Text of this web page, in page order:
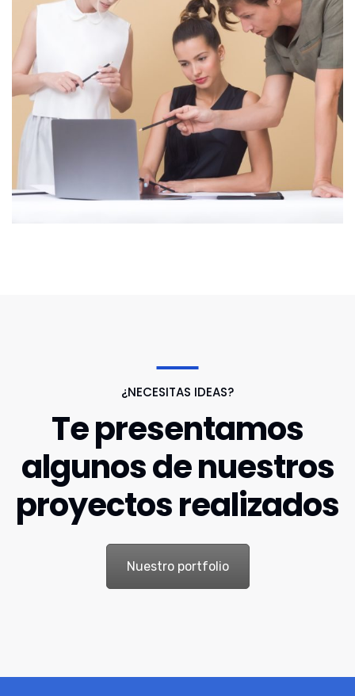
¿NECESITAS IDEAS?
Te presentamos
algunos de nuestros
proyectos realizados
Nuestro portfolio